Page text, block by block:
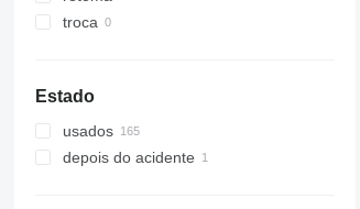
troca
Estado
usados
depois do acidente